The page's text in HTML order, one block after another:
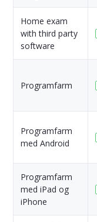
Home exam
with third party
software
Programfarm
Programfarm
med Android
Programfarm
med iPad og
iPhone